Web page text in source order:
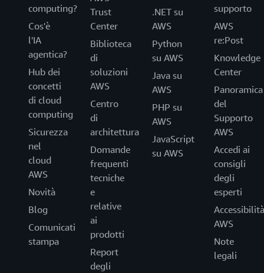
computing?
Cos'è
l'IA
agentica?
Hub dei
concetti
di cloud
computing
Sicurezza
nel
cloud
AWS
Novità
Blog
Comunicati
stampa
Trust
Center
Biblioteca
di
soluzioni
AWS
Centro
di
architettura
Domande
frequenti
tecniche
e
relative
ai
prodotti
Report
degli
.NET su
AWS
Python
su AWS
Java su
AWS
PHP su
AWS
JavaScript
su AWS
supporto
AWS
re:Post
Knowledge
Center
Panoramica
del
Supporto
AWS
Accedi ai
consigli
degli
esperti
Accessibilità
AWS
Note
legali